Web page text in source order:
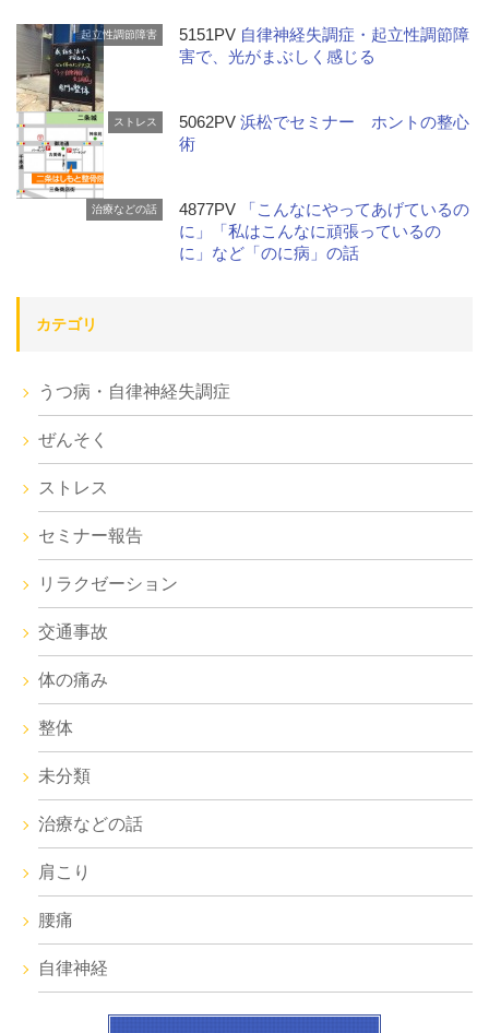
起立性調節障害 5151PV 自律神経失調症・起立性調節障
害で、光がまぶしく感じる
ストレス 5062PV浜松でセミナー ホントの整心
術
治療などの話 4877PV
「こんなにやってあげているの
に」「私はこんなに頑張っているの
に」など「のに病」の話
カテゴリ
うつ病・自律神経失調症
ぜんそく
ストレス
セミナー報告
リラクゼーション
交通事故
体の痛み
整体
未分類
治療などの話
肩こり
腰痛
自律神経